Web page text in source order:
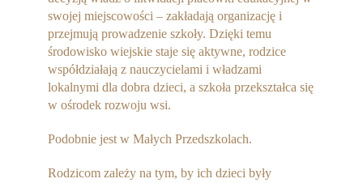
swojej miejscowości – zakładają organizację i
przejmują prowadzenie szkoły. Dzięki temu
środowisko wiejskie staje się aktywne, rodzice
współdziałają z nauczycielami i władzami
lokalnymi dla dobra dzieci, a szkoła przekształca się
w ośrodek rozwoju wsi.
Podobnie jest w Małych Przedszkolach.
Rodzicom zależy na tym, by ich dzieci były